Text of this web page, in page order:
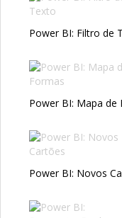
Power BI: Filtro de
Power BI: Mapa de
Power BI: Novos